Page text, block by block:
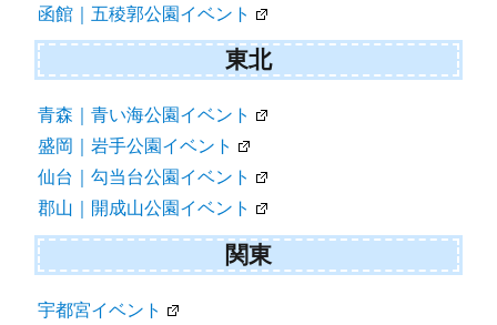
函館｜五稜郭公園イベント
東北
青森｜青い海公園イベント
盛岡｜岩手公園イベント
仙台｜勾当台公園イベント
郡山｜開成山公園イベント
関東
宇都宮イベント